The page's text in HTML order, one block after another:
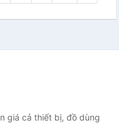
giá cả thiết bị, đồ dùng